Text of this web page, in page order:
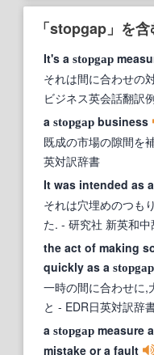
「stopgap」を
It's a stopgap
それは間に合わせの
ビジネス英会話翻訳
a stopgap business
既成の市場の隙間を
英対訳辞書
It was intended as a
それは穴埋めのつも
た. - 研究社 新英和中
the act of making
quickly as a stopgap
一時の間に合わせに,
と - EDR日英対訳辞
a stopgap measure
mistake or a fault